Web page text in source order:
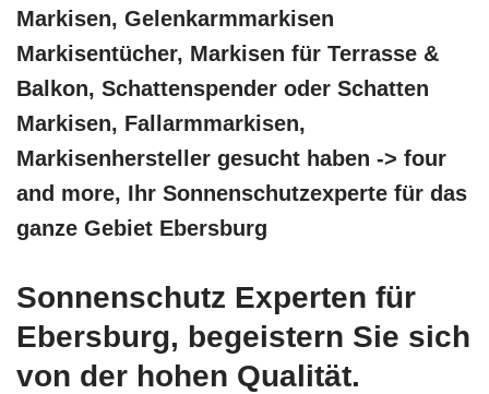
Markisen, Gelenkarmmarkisen
Markisentücher, Markisen für Terrasse &
Balkon, Schattenspender oder Schatten
Markisen, Fallarmmarkisen,
Markisenhersteller gesucht haben -> four
and more, Ihr Sonnenschutzexperte für das
ganze Gebiet Ebersburg
Sonnenschutz Experten für
Ebersburg, begeistern Sie sich
von der hohen Qualität.